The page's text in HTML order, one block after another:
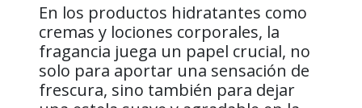
En los productos hidratantes como
cremas y lociones corporales, la
fragancia juega un papel crucial, no
solo para aportar una sensación de
frescura, sino también para dejar